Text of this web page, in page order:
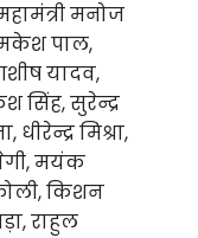
मनोज
मकेश पाल,
यादव,
सिंह, सुरेन्द्र
मिश्रा,
मयंक
किशन
राहुल